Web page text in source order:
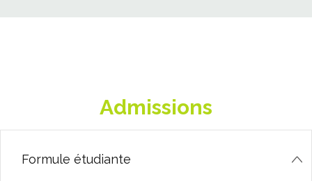
Admissions
Formule étudiante